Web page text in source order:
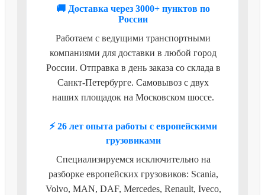
🚚 Доставка через 3000+ пунктов по
России
Работаем с ведущими транспортными
компаниями для доставки в любой город
России. Отправка в день заказа со склада в
Санкт-Петербурге. Самовывоз с двух
наших площадок на Московском шоссе.
⚡ 26 лет опыта работы с европейскими
грузовиками
Специализируемся исключительно на
разборке европейских грузовиков: Scania,
Volvo, MAN, DAF, Mercedes, Renault, Iveco,